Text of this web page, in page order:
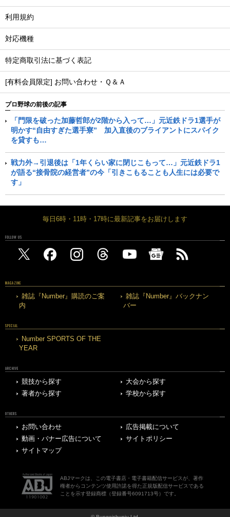
利用規約
対応機種
特定商取引法に基づく表記
[有料会員限定] お問い合わせ・Ｑ＆Ａ
プロ野球の前後の記事
「門限を破った加藤哲郎が2階から入って…」元近鉄ドラ1選手が
明かす“自由すぎた選手寮” 加入直後のブライアントにスパイク
を貸すも…
戦力外→引退後は「1年くらい家に閉じこもって…」元近鉄ドラ1
が語る“接骨院の経営者”の今「引きこもることも人生には必要で
す」
毎日6時・11時・17時に最新記事をお届けします
FOLLOW US
MAGAZINE
雑誌『Number』購読のご案
内
雑誌『Number』バックナン
バー
SPECIAL
Number SPORTS OF THE
YEAR
ARCHIVE
競技から探す
大会から探す
著者から探す
学校から探す
OTHERS
お問い合わせ
広告掲載について
動画・バナー広告について
サイトポリシー
サイトマップ
ABJマークは、この電子書店・電子書籍配信サービスが、著作
権者からコンテンツ使用許諾を得た正規版配信サービスである
ことを示す登録商標（登録番号6091713号）です。